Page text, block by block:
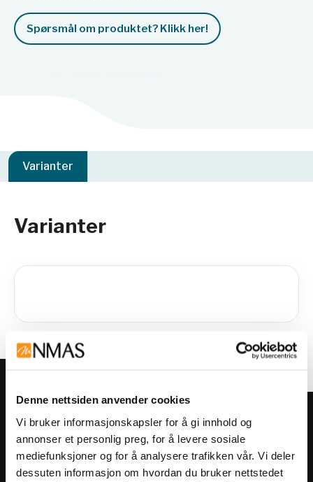
Denne nettsiden anvender cookies
Vi bruker informasjonskapsler for å gi innhold og
annonser et personlig preg, for å levere sosiale
mediefunksjoner og for å analysere trafikken vår. Vi deler
dessuten informasjon om hvordan du bruker nettstedet
Spørsmål om produktet? Klikk her!
Varianter
Varianter
Meld deg på vårt nyhetsbrev!
Få informasjon om produkter,
arrangementer og kampanjer.